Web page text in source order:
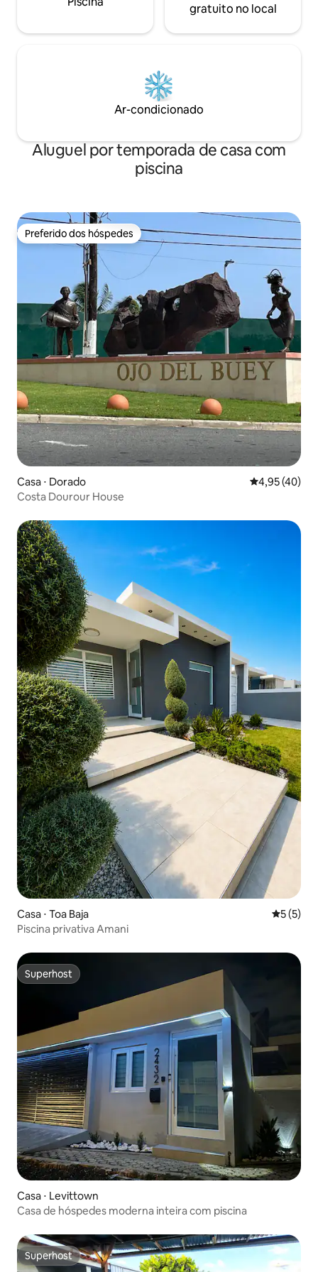
gratuito no local
Ar-condicionado
Aluguel por temporada de casa com
piscina
Preferido dos hóspedes
Preferido dos hóspedes
Casa ⋅ Dorado 4,95 de uma
4,95 (40)
Costa Dourour House
Casa ⋅ Toa Baja 5 de
5 (5)
Piscina privativa Amani
Superhost
Superhost
Casa ⋅ Levittown
Casa de hóspedes moderna inteira com piscina
Superhost
Superhost